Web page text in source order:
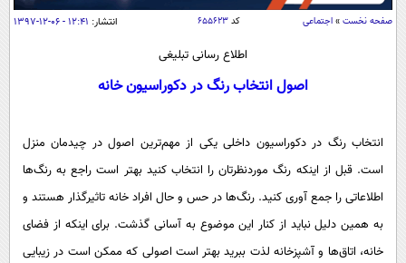
اقتصاد
اقتصادی
خودرو
جامعه
اجتماعی
سلامت
یک برش دانایی
سفر و تفریح
ورزشی
سیاست خارجی
فرهنگ و هنر
علم و دانش
فناوری و It
قرآن
گوناگون
صفحه نخست » اجتماعی کد ۶۵۵۶۲۳ انتشار: ۱۲:۴۱ - ۰۶-۱۲-۱۳۹۷
اطلاع رسانی تبلیغی
اصول انتخاب رنگ در دکوراسیون خانه
انتخاب رنگ در دکوراسیون داخلی یکی از مهم‌ترین اصول در چیدمان منزل
است. قبل از اینکه رنگ موردنظرتان را انتخاب کنید بهتر است راجع به رنگ‌ها
اطلاعاتی را جمع آوری کنید. رنگ‌ها در حس و حال افراد خانه تاثیرگذار هستند و
به همین دلیل نباید از کنار این موضوع به آسانی گذشت. برای اینکه از فضای
خانه، اتاق‌ها و آشپزخانه لذت ببرید بهتر است اصولی که ممکن است در زیبایی